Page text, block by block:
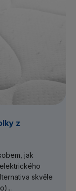
z
jak
skvěle